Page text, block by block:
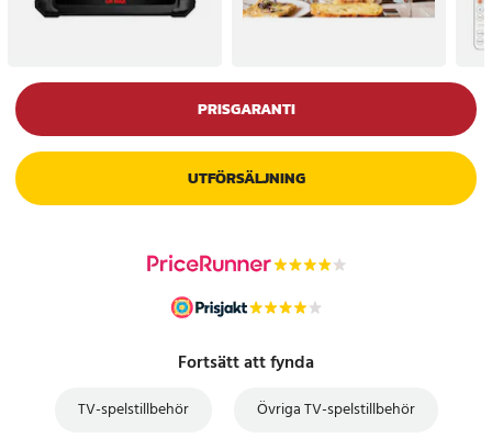
PRISGARANTI
UTFÖRSÄLJNING
Fortsätt att fynda
TV-spelstillbehör Övriga TV-spelstillbehör